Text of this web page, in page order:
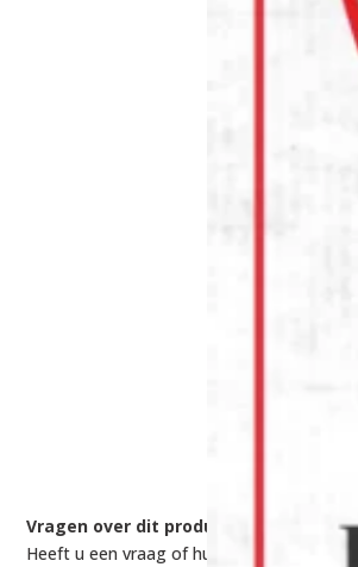
Vragen over dit product?
Heeft u een vraag of hulp nodig bij het